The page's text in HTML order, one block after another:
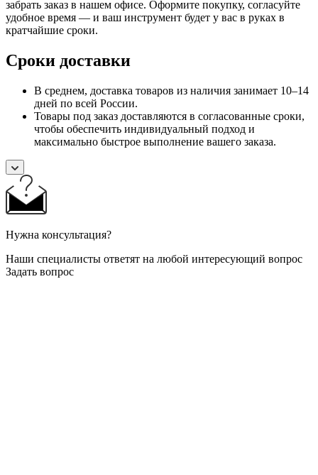
забрать заказ в нашем офисе. Оформите покупку, согласуйте
удобное время — и ваш инструмент будет у вас в руках в
кратчайшие сроки.
Сроки доставки
В среднем, доставка товаров из наличия занимает 10–14
дней по всей России.
Товары под заказ доставляются в согласованные сроки,
чтобы обеспечить индивидуальный подход и
максимально быстрое выполнение вашего заказа.
Нужна консультация?
Наши специалисты ответят на любой интересующий вопрос
Задать вопрос